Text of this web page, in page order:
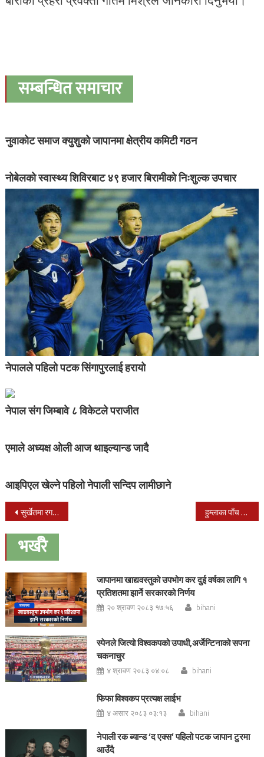
सम्बन्धित समाचार
नुवाकोट समाज क्युशुको जापानमा क्षेत्रीय कमिटी गठन
नोबेलको स्वास्थ्य शिविरबाट ४९ हजार बिरामीको निःशुल्क उपचार
नेपालले पहिलो पटक सिंगापुरलाई हरायो
नेपाल संग जिम्बावे ८ विकेटले पराजीत
एमाले अध्यक्ष ओली आज थाइल्यान्ड जादै
आइपिएल खेल्ने पहिलो नेपाली सन्दिप लामीछाने
Post
navigation
सुर्खेतमा रगतको चरम अभाव,आपूर्तिभन्दा माग बढी हुम्लाका पाँच ओटा गाउँपालिकामा फैलियो कोरोना
भर्खरै
जापानमा खाद्यवस्तुको उपभोग कर दुई वर्षका लागि १
प्रतिशतमा झार्ने सरकारको निर्णय
२० श्रावण २०८३ १७:५६ bihani
स्पेनले जित्यो विश्वकपको उपाधी,अर्जेन्टिनाको सपना
चकनाचुर
४ श्रावण २०८३ ०४:०८ bihani
फिफा विश्वकप प्रत्यक्ष लाईभ
४ असार २०८३ ०३:१३ bihani
नेपाली रक ब्यान्ड ‘द एक्स’ पहिलो पटक जापान टुरमा
आउँदै